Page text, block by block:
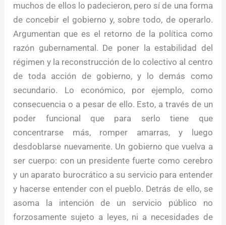
muchos de ellos lo padecieron, pero sí de una forma
de concebir el gobierno y, sobre todo, de operarlo.
Argumentan que es el retorno de la política como
razón gubernamental. De poner la estabilidad del
régimen y la reconstrucción de lo colectivo al centro
de toda acción de gobierno, y lo demás como
secundario. Lo económico, por ejemplo, como
consecuencia o a pesar de ello. Esto, a través de un
poder funcional que para serlo tiene que
concentrarse más, romper amarras, y luego
desdoblarse nuevamente. Un gobierno que vuelva a
ser cuerpo: con un presidente fuerte como cerebro
y un aparato burocrático a su servicio para entender
y hacerse entender con el pueblo. Detrás de ello, se
asoma la intención de un servicio público no
forzosamente sujeto a leyes, ni a necesidades de